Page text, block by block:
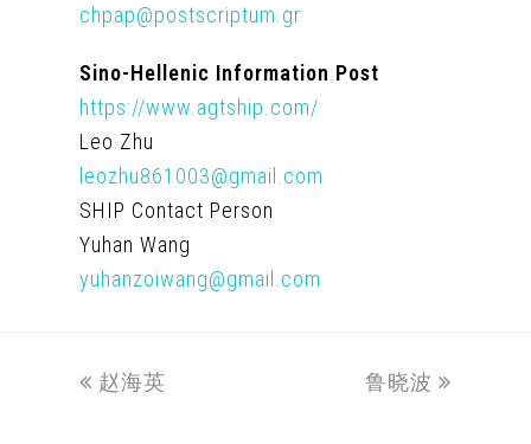
chpap@postscriptum.gr
Sino-Hellenic Information Post
https://www.agtship.com/
Leo Zhu
leozhu861003@gmail.com
SHIP Contact Person
Yuhan Wang
yuhanzoiwang@gmail.com
previous
赵海英
next
鲁晓波